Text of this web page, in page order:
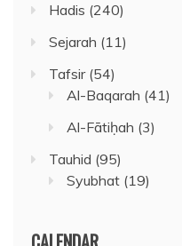
Hadis (240)
Sejarah (11)
Tafsir(54)
Al-Baqarah (41)
Al-Fātiḥah (3)
Tauhid (95)
Syubhat (19)